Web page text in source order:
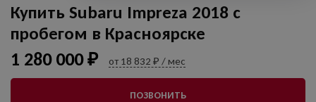
Купить Subaru Impreza 2018 с
пробегом в Красноярске
1 280 000 ₽ от 18 832 ₽ / мес
ПОЗВОНИТЬ